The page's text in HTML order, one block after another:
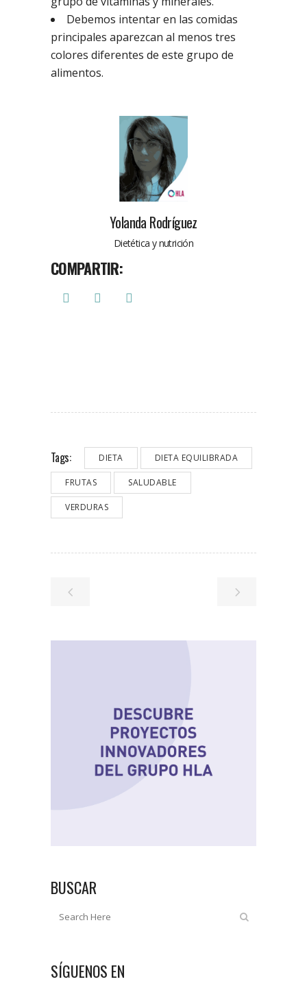
Debemos intentar en las comidas
principales aparezcan al menos tres
colores diferentes de este grupo de
alimentos.
Yolanda Rodríguez
Dietética y nutrición
COMPARTIR:
Tags: DIETA DIETA EQUILIBRADA
FRUTAS SALUDABLE
VERDURAS
BUSCAR
SÍGUENOS EN